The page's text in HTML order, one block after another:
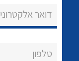
דואר אלקטרוני
טלפון